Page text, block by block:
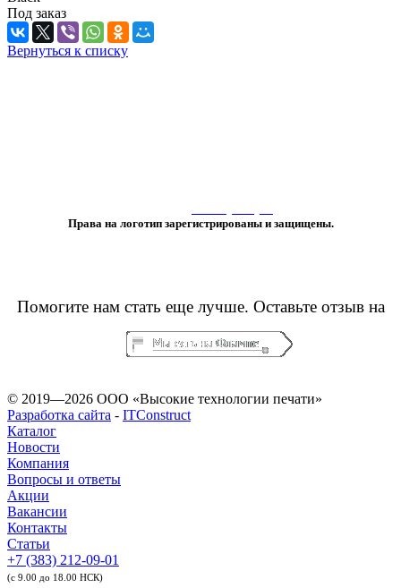
Под заказ
Вернуться к списку
Права на логотип зарегистрированы и защищены.
Помогите нам стать еще лучше. Оставьте отзыв на
© 2019—2026 ООО «Высокие технологии печати»
Разработка сайта - ITConstruct
Каталог
Новости
Компания
Вопросы и ответы
Акции
Вакансии
Контакты
Статьи
+7 (383) 212-09-01
(с 9.00 до 18.00 НСК)